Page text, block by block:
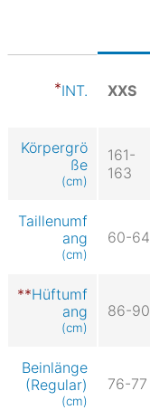
INT. XXS
Körpergrö
ße
(cm)
161-
163
Taillenumf
ang
(cm)
60-64
Hüftumf
ang
(cm)
86-90
Beinlänge
(Regular)
(cm)
76-77